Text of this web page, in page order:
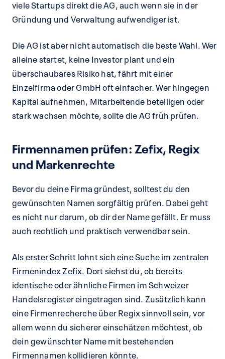
viele Startups direkt die AG, auch wenn sie in der
Gründung und Verwaltung aufwendiger ist.
Die AG ist aber nicht automatisch die beste Wahl. Wer
alleine startet, keine Investor plant und ein
überschaubares Risiko hat, fährt mit einer
Einzelfirma oder GmbH oft einfacher. Wer hingegen
Kapital aufnehmen, Mitarbeitende beteiligen oder
stark wachsen möchte, sollte die AG früh prüfen.
Firmennamen prüfen: Zefix, Regix
und Markenrechte
Bevor du deine Firma gründest, solltest du den
gewünschten Namen sorgfältig prüfen. Dabei geht
es nicht nur darum, ob dir der Name gefällt. Er muss
auch rechtlich und praktisch verwendbar sein.
Als erster Schritt lohnt sich eine Suche im zentralen
Firmenindex Zefix. Dort siehst du, ob bereits
identische oder ähnliche Firmen im Schweizer
Handelsregister eingetragen sind. Zusätzlich kann
eine Firmenrecherche über Regix sinnvoll sein, vor
allem wenn du sicherer einschätzen möchtest, ob
dein gewünschter Name mit bestehenden
Firmennamen kollidieren könnte.